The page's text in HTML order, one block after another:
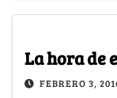
La hora de
FEBRERO 3,